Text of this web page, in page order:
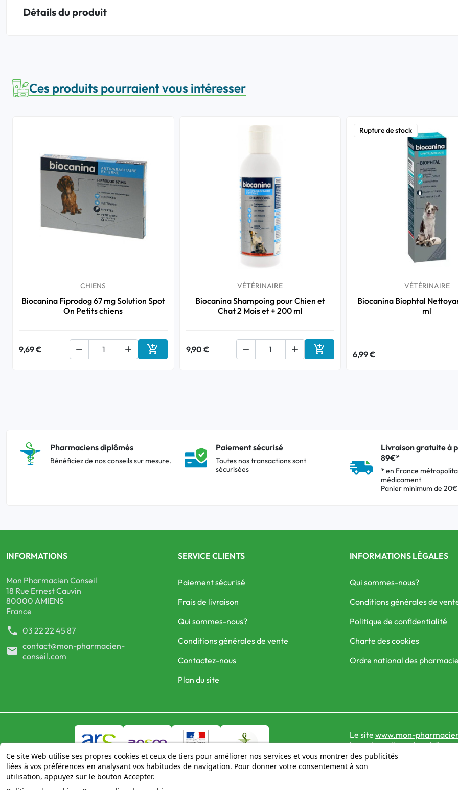
Détails du produit
Ces produits pourraient vous intéresser
CHIENS
Biocanina Fiprodog 67 mg Solution Spot
On Petits chiens
9,69 €   Ajouter au panier
VÉTÉRINAIRE
Biocanina Shampoing pour Chien et
Chat 2 Mois et + 200 ml
9,90 €   Ajouter au panier
Rupture de stock
VÉTÉRINAIRE
Biocanina Biophtal
ml
6,99 €
Pharmaciens diplômés
Bénéficiez de nos conseils sur mesure.
Paiement sécurisé
Toutes nos transactions sont
sécurisées
Livraison gratuite à
89€*
* en France
médicament
Panier minimum de 20€
INFORMATIONS
Mon Pharmacien Conseil
18 Rue Ernest Cauvin
80000 AMIENS
France
phone 03 22 22 45 87
mail contact@mon-pharmacien-
conseil.com
SERVICE CLIENTS
Paiement sécurisé
Frais de livraison
Qui sommes-nous?
Conditions générales de vente
Contactez-nous
Plan du site
INFORMATIONS LÉGALES
Qui sommes-nous?
Conditions générales de
Politique de confidentialité
Charte des cookies
Ordre national des
Ce site Web utilise ses propres cookies et ceux de tiers pour améliorer nos services et vous montrer des publicités
liées à vos préférences en analysant vos habitudes de navigation. Pour donner votre consentement à son
utilisation, appuyez sur le bouton Accepter.
Le site www.mon-
la vente en ligne de